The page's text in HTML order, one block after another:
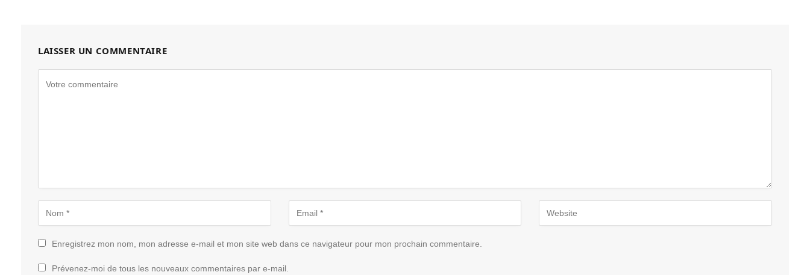
LAISSER UN COMMENTAIRE
Enregistrez mon nom, mon adresse e-mail et mon site web dans ce navigateur pour mon prochain commentaire.
Prévenez-moi de tous les nouveaux commentaires par e-mail.